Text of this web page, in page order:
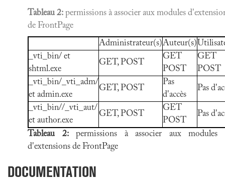
Tableau 2: permissions à associer aux modules
de FrontPage
Administrateur(s)Auteur(s)
_vti_bin/ et
shtml.exe
GET, POST
GET
POST
GET
POST
_vti_bin/_vti_adm/
et admin.exe
GET, POST
Pas
d'accès
Pas
_vti_bin//_vti_aut/
et author.exe
GET, POST
GET
POST
Pas
Tableau 2:permissions à associer aux modules
d'extensions de FrontPage
DOCUMENTATION